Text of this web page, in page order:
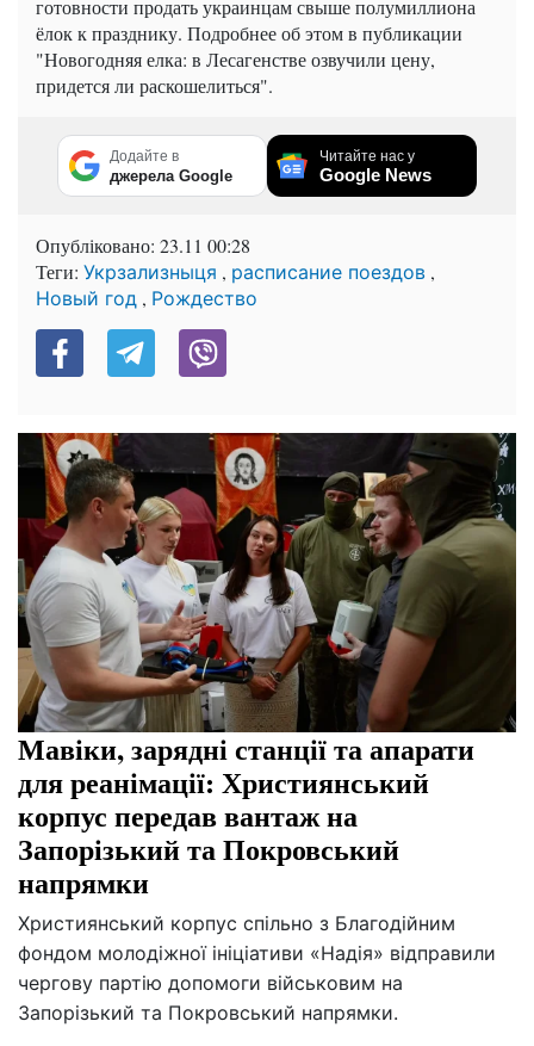
готовности продать украинцам свыше полумиллиона
ёлок к празднику. Подробнее об этом в публикации
"Новогодняя елка: в Лесагенстве озвучили цену,
придется ли раскошелиться".
Додайте в
джерела Google
Читайте нас у
Google News
Опубліковано: 23.11 00:28
Теги: Укрзализныця , расписание поездов ,
Новый год , Рождество
Мавіки, зарядні станції та апарати
для реанімації: Християнський
корпус передав вантаж на
Запорізький та Покровський
напрямки
Християнський корпус спільно з Благодійним
фондом молодіжної ініціативи «Надія» відправили
чергову партію допомоги військовим на
Запорізький та Покровський напрямки.